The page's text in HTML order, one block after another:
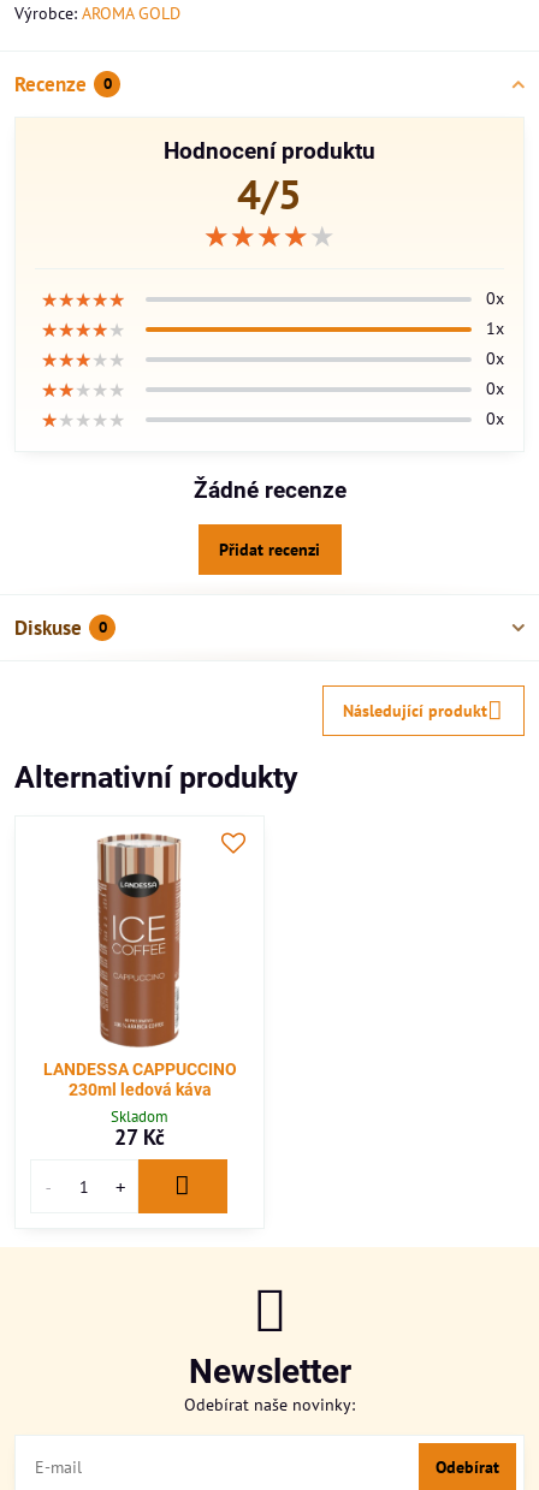
Výrobce: AROMA GOLD
Recenze 0
Hodnocení produktu
4/5
★★★★★
★★★★★
★★★★★
★★★★★
★★★★★
★★★★★ 0x
★★★★★
★★★★★
★★★★★ 1x
★★★★★
★★★★★
★★★★★ 0x
★★★★★
★★★★★
★★★★★ 0x
★★★★★
★★★★★
★★★★★ 0x
Žádné recenze
Přidat recenzi
Diskuse 0
Následující produkt
Alternativní produkty
LANDESSA CAPPUCCINO
230ml ledová káva
Skladom
27 Kč
Newsletter
Odebírat naše novinky:
Odebírat